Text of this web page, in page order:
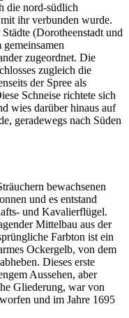
die nord-südlich
ihr verbunden wurde.
(Dorotheenstadt und
zugeordnet. Die
zugleich die
der Spree als
Schneise richtete sich
wies darüber hinaus auf
geradewegs nach Süden
bewachsenen
und es entstand
und Kavalierflügel.
Mittelbau aus der
Farbton ist ein
Ockergelb, von dem
Dieses erste
Aussehen, aber
Gliederung, war von
und im Jahre 1695